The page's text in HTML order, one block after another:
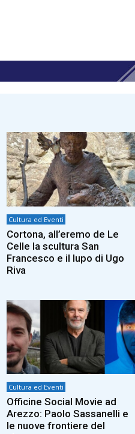
Cultura ed Eventi
Cortona, all’eremo de Le
Celle la scultura San
Francesco e il lupo di Ugo
Riva
Cultura ed Eventi
Officine Social Movie ad
Arezzo: Paolo Sassanelli e
le nuove frontiere del